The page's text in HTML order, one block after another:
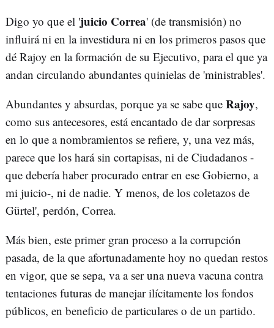
Digo yo que el 'juicio Correa' (de transmisión) no
influirá ni en la investidura ni en los primeros pasos que
dé Rajoy en la formación de su Ejecutivo, para el que ya
andan circulando abundantes quinielas de 'ministrables'.
Abundantes y absurdas, porque ya se sabe que Rajoy,
como sus antecesores, está encantado de dar sorpresas
en lo que a nombramientos se refiere, y, una vez más,
parece que los hará sin cortapisas, ni de Ciudadanos -
que debería haber procurado entrar en ese Gobierno, a
mi juicio-, ni de nadie. Y menos, de los coletazos de
Gürtel', perdón, Correa.
Más bien, este primer gran proceso a la corrupción
pasada, de la que afortunadamente hoy no quedan restos
en vigor, que se sepa, va a ser una nueva vacuna contra
tentaciones futuras de manejar ilícitamente los fondos
públicos, en beneficio de particulares o de un partido.